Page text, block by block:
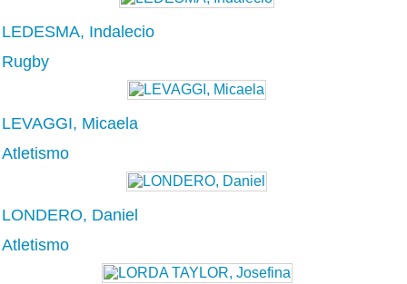
LEDESMA, Indalecio
Rugby
LEVAGGI, Micaela
Atletismo
LONDERO, Daniel
Atletismo